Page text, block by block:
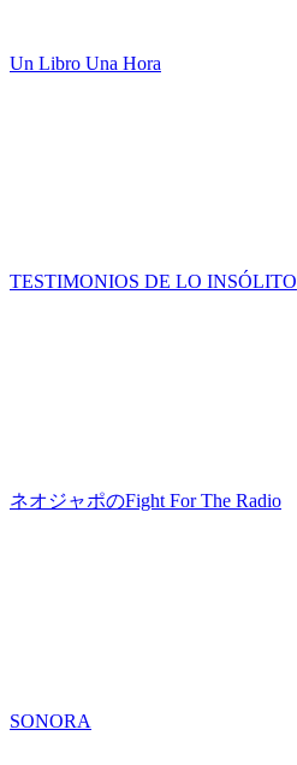
Un Libro Una Hora
TESTIMONIOS DE LO INSÓLITO
ネオジャポのFight For The Radio
SONORA